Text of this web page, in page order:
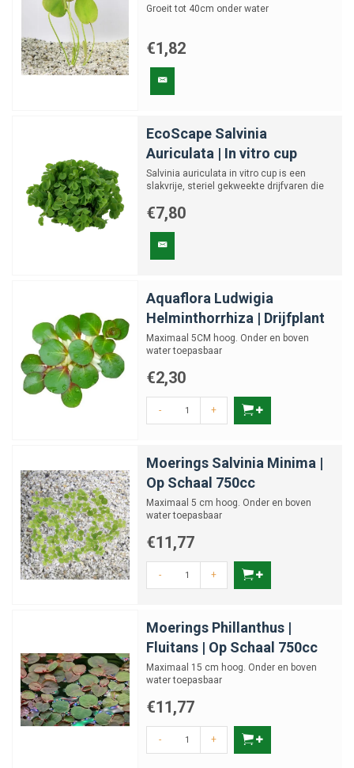
Groeit tot 40cm onder water
€1,82
EcoScape Salvinia
Auriculata | In vitro cup
Salvinia auriculata in vitro cup is een
slakvrije, steriel gekweekte drijfvaren die
€7,80
Aquaflora Ludwigia
Helminthorrhiza | Drijfplant
Maximaal 5CM hoog. Onder en boven
water toepasbaar
€2,30
- +
Moerings Salvinia Minima |
Op Schaal 750cc
Maximaal 5 cm hoog. Onder en boven
water toepasbaar
€11,77
- +
Moerings Phillanthus |
Fluitans | Op Schaal 750cc
Maximaal 15 cm hoog. Onder en boven
water toepasbaar
€11,77
- +